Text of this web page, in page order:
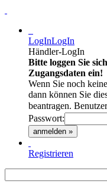
LogInLogIn
Händler-LogIn
Bitte loggen Sie
Zugangsdaten ein!
Wenn Sie noch
dann können Sie
beantragen.
Passwort:
anmelden »
Registrieren